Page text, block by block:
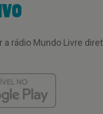
a rádio Mundo Livre